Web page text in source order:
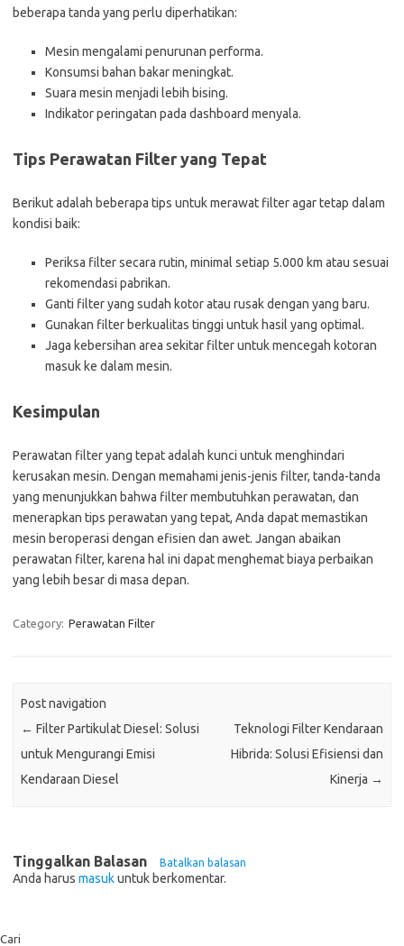
beberapa tanda yang perlu diperhatikan:
Mesin mengalami penurunan performa.
Konsumsi bahan bakar meningkat.
Suara mesin menjadi lebih bising.
Indikator peringatan pada dashboard menyala.
Tips Perawatan Filter yang Tepat
Berikut adalah beberapa tips untuk merawat filter agar tetap dalam
kondisi baik:
Periksa filter secara rutin, minimal setiap 5.000 km atau sesuai
rekomendasi pabrikan.
Ganti filter yang sudah kotor atau rusak dengan yang baru.
Gunakan filter berkualitas tinggi untuk hasil yang optimal.
Jaga kebersihan area sekitar filter untuk mencegah kotoran
masuk ke dalam mesin.
Kesimpulan
Perawatan filter yang tepat adalah kunci untuk menghindari
kerusakan mesin. Dengan memahami jenis-jenis filter, tanda-tanda
yang menunjukkan bahwa filter membutuhkan perawatan, dan
menerapkan tips perawatan yang tepat, Anda dapat memastikan
mesin beroperasi dengan efisien dan awet. Jangan abaikan
perawatan filter, karena hal ini dapat menghemat biaya perbaikan
yang lebih besar di masa depan.
Category: Perawatan Filter
Post navigation
← Filter Partikulat Diesel: Solusi
untuk Mengurangi Emisi
Kendaraan Diesel
Teknologi Filter Kendaraan
Hibrida: Solusi Efisiensi dan
Kinerja →
Tinggalkan Balasan Batalkan balasan
Anda harus masukuntuk berkomentar.
Cari